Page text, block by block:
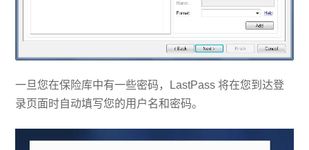
一旦您在保险库中有一些密码，LastPass 将在您到达登
录页面时自动填写您的用户名和密码。